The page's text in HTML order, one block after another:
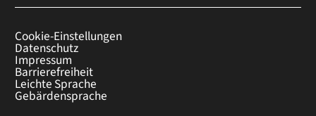
Cookie-Einstellungen
Datenschutz
Impressum
Barrierefreiheit
Leichte Sprache
Gebärdensprache